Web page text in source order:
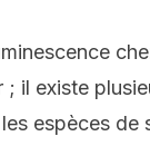
; il existe
espèces de